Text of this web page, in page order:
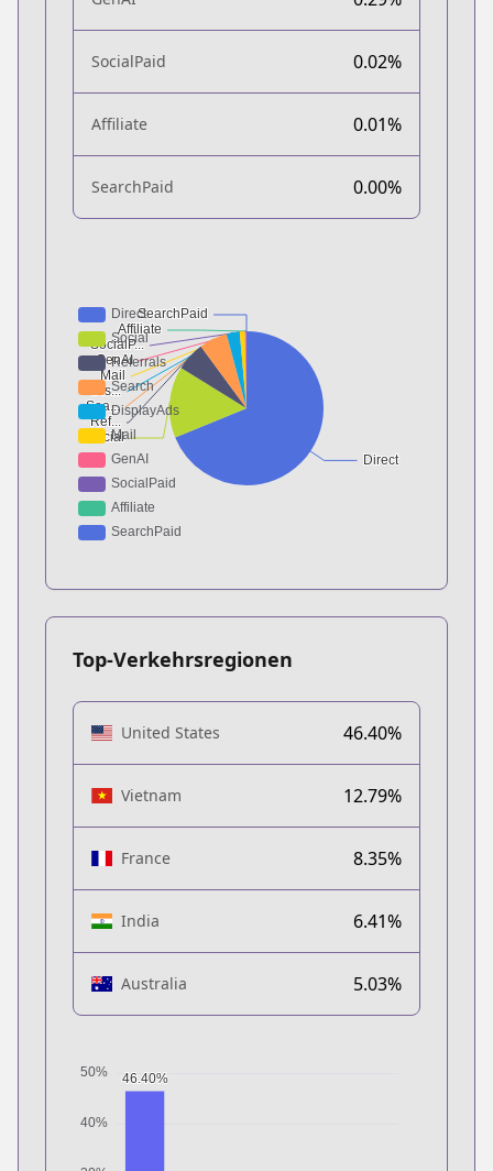
SocialPaid 0.02%
Affiliate 0.01%
SearchPaid 0.00%
Top-Verkehrsregionen
United States 46.40%
Vietnam 12.79%
France 8.35%
India 6.41%
Australia 5.03%